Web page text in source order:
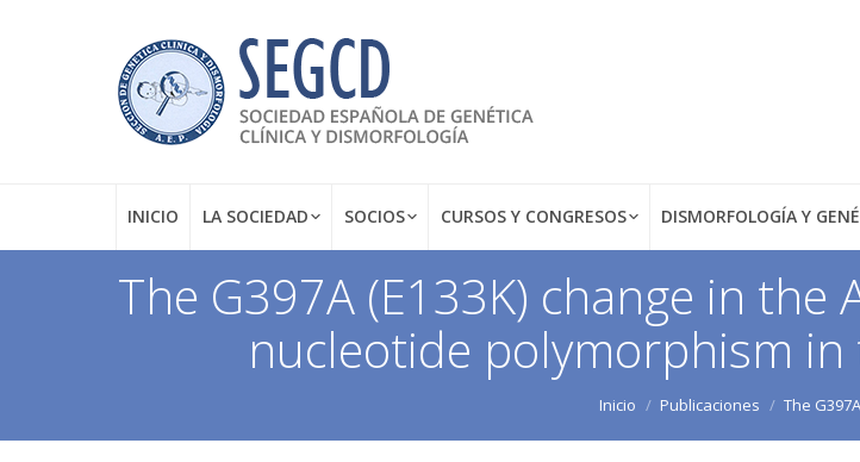
INICIO LA SOCIEDAD SOCIOS CURSOS Y CONGRESOS DISMORFOLOGÍA Y
The G397A (E133K) change in the
nucleotide polymorphism
Inicio Publicaciones The